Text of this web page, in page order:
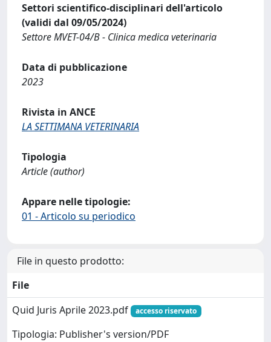
Settori scientifico-disciplinari dell'articolo
(validi dal 09/05/2024)
Settore MVET-04/B - Clinica medica veterinaria
Data di pubblicazione
2023
Rivista in ANCE
LA SETTIMANA VETERINARIA
Tipologia
Article (author)
Appare nelle tipologie:
01 - Articolo su periodico
File in questo prodotto:
File
Quid Juris Aprile 2023.pdf
accesso riservato
Tipologia: Publisher's version/PDF